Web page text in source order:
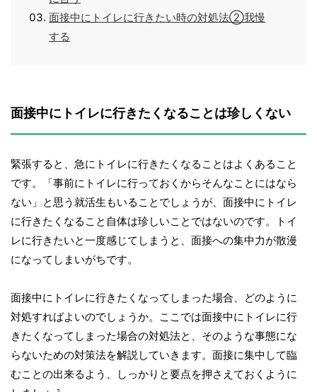
面接中にトイレに行きたい時の対処法②我慢
する
面接中にトイレに行きたくなることは珍しくない
緊張すると、急にトイレに行きたくなることはよくあること
です。「事前にトイレに行っておくからそんなことにはなら
ない」と思う就活生もいることでしょうが、面接中にトイレ
に行きたくなること自体は珍しいことではないのです。トイ
レに行きたいと一度感じてしまうと、面接への集中力が散漫
になってしまいがちです。
面接中にトイレに行きたくなってしまった場合、どのように
対処すればよいのでしょうか。ここでは面接中にトイレに行
きたくなってしまった場合の対処法と、そのような事態にな
らないための対策法を解説していきます。面接に集中して臨
むことの出来るよう、しっかりと要点を押さえておくように